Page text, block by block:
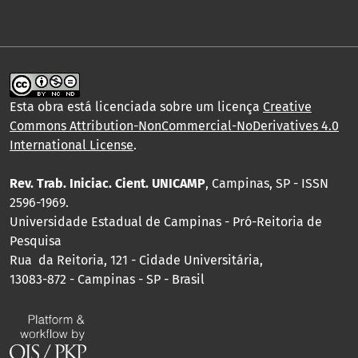
Esta obra está licenciada sobre um licença Creative
Commons Attribution-NonCommercial-NoDerivatives 4.0
International License.
Rev. Trab. Iniciac. Cient. UNICAMP, Campinas, SP - ISSN
2596-1969.
Universidade Estadual de Campinas - Pró-Reitoria de
Pesquisa
Rua da Reitoria, 121 - Cidade Universitária,
13083-872 - Campinas - SP - Brasil